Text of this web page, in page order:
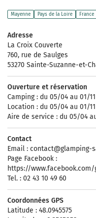
Mayenne Pays de la Loire France
Adresse
La Croix Couverte
760, rue de Saulges
53270 Sainte-Suzanne-et-
Ouverture et réservation
Camping : du 05/04 au 01/11
Location : du 05/04 au 01/11
Aire de service : du 05/04
Contact
Email : contact@glamping-
Page Facebook :
https://
Tel. : 02 43 10 49 60
Coordonnées GPS
Latitude : 48.0945575